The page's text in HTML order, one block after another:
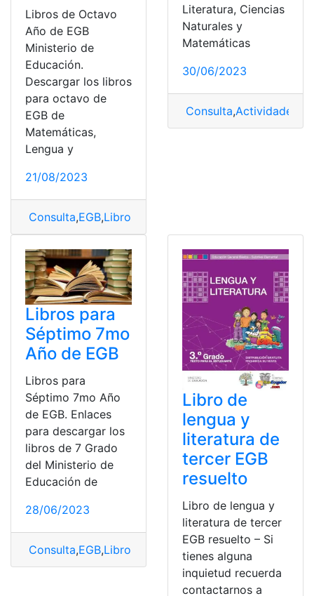
Libros de Octavo
Año de EGB
Ministerio de
Educación.
Descargar los libros
para octavo de
EGB de
Matemáticas,
Lengua y
21/08/2023
Consulta,EGB,Libros
Literatura, Ciencias
Naturales y
Matemáticas
30/06/2023
Consulta,Actividades
Libros para
Séptimo 7mo
Año de EGB
Libros para
Séptimo 7mo Año
de EGB. Enlaces
para descargar los
libros de 7 Grado
del Ministerio de
Educación de
28/06/2023
Consulta,EGB,Libro Séptimo año
Libro de
lengua y
literatura de
tercer EGB
resuelto
Libro de lengua y
literatura de tercer
EGB resuelto – Si
tienes alguna
inquietud recuerda
contactarnos a